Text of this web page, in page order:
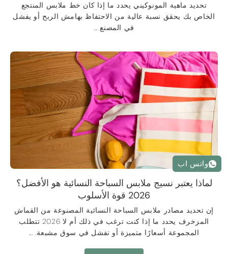
تحديد ماهية المونوكيني يحدد ما إذا كان خط ملابس المنتجع
الخاص بك يحقق نسبة عالية من الاحتفاظ بهامش الربح أو يفشل
في المصنع ...
لماذا يعتبر نسيج ملابس السباحة النسائية هو الأفضل؟
2026 قوة الأسلوب
إن تحديد مصادر ملابس السباحة النسائية المصنوعة من القماش
المزخرف يحدد ما إذا كنت ترغب في ذلك أم لا 2026 تتطلب
المجموعة أسعارًا متميزة أو تفشل في سوق مشبعة. ...
واتس اب